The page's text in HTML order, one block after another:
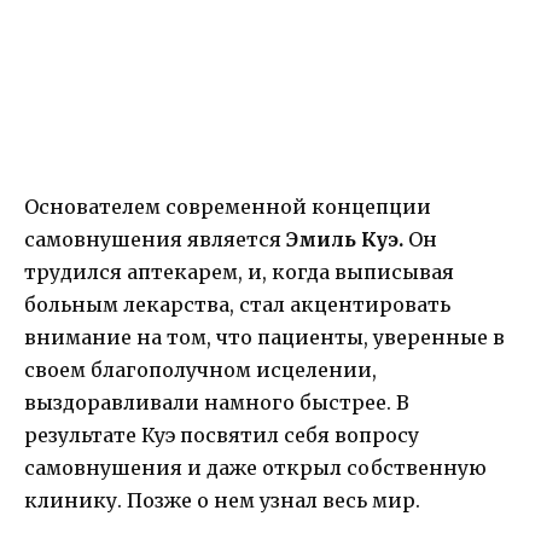
Основателем современной концепции
самовнушения является Эмиль Куэ. Он
трудился аптекарем, и, когда выписывая
больным лекарства, стал акцентировать
внимание на том, что пациенты, уверенные в
своем благополучном исцелении,
выздоравливали намного быстрее. В
результате Куэ посвятил себя вопросу
самовнушения и даже открыл собственную
клинику. Позже о нем узнал весь мир.